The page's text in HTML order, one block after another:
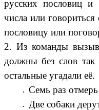
русских пословиц и
числа или
пословицу или
2. Из команды
должны без слов так
остальные угадали её.
Семь раз
Две собаки